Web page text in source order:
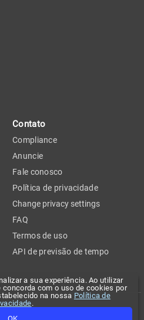
a sua experiência. Ao utilizar
com o uso de cookies por
na nossa Política de
.
Contato
Compliance
Anuncie
Fale conosco
Política de privacidade
Change privacy settings
FAQ
Termos de uso
API de previsão de tempo
Todos os direitos reservados.